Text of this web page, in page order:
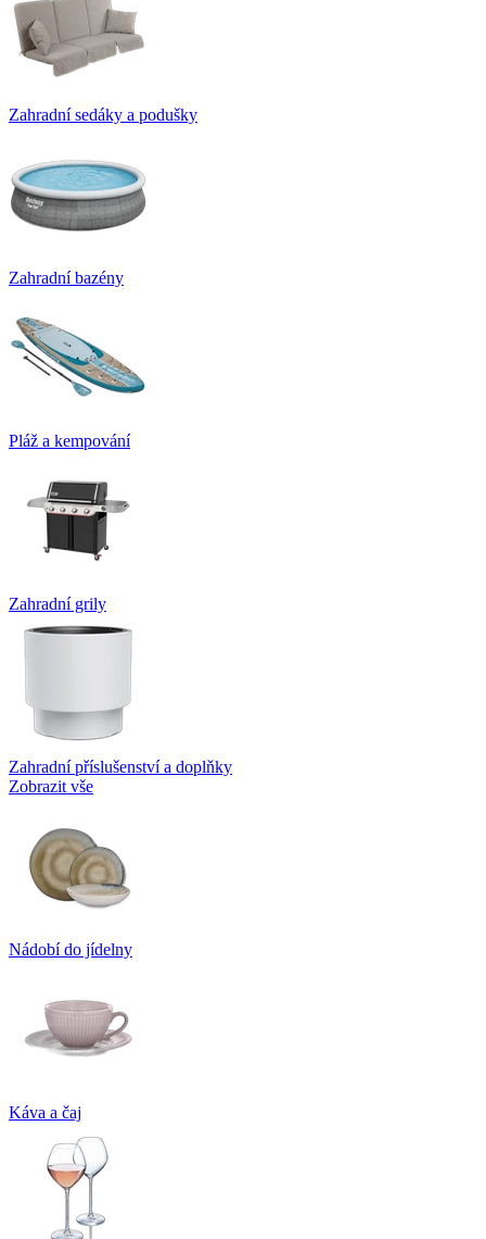
Zahradní sedáky a podušky
Zahradní bazény
Pláž a kempování
Zahradní grily
Zahradní příslušenství a doplňky
Zobrazit vše
Nádobí do jídelny
Káva a čaj